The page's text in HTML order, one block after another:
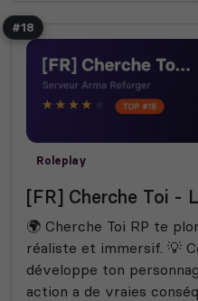
#18
Roleplay
[FR] Cherche Toi -
🌍 Cherche Toi RP te
réaliste et immersif. 💡
développe ton
action a de vraies